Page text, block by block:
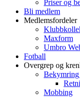
Priser og
Bli medlem
Medlemsfordeler
Maxform
Umbro
Fotball
Overgrep og
Mobbing